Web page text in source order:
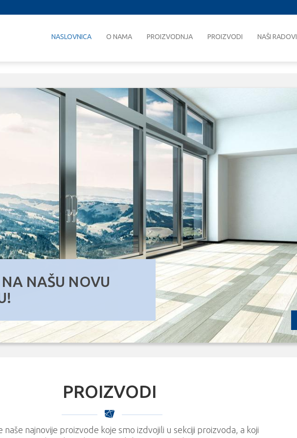
NASLOVNICA O NAMA PROIZVODNJA PROIZVODI NAŠI RADOVI
NAŠU NOVU
POGLED
DOM!
STANOVANJA!
DOMA!
PROIZVODI
naše najnovije proizvode koje smo izdvojili u sekciji proizvoda, a koji